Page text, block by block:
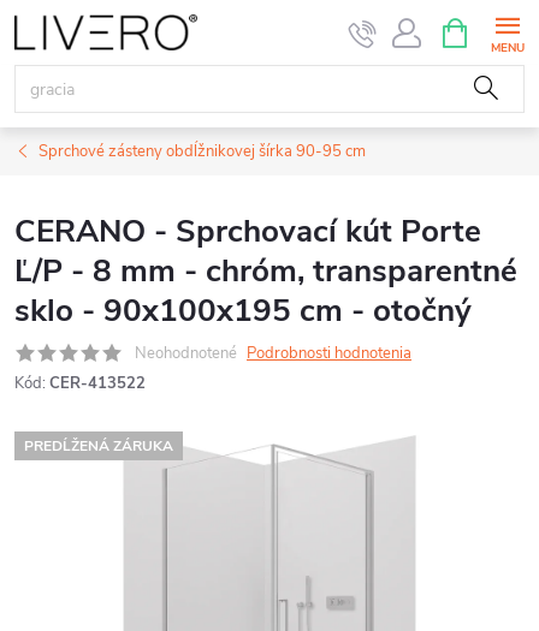
Prejsť
na
obsah
KOŠÍK
Sprchové zásteny obdĺžnikovej šírka 90-95 cm
CERANO - Sprchovací kút Porte
Ľ/P - 8 mm - chróm, transparentné
sklo - 90x100x195 cm - otočný
Neohodnotené Podrobnosti hodnotenia
Kód: CER-413522
PREDĹŽENÁ ZÁRUKA